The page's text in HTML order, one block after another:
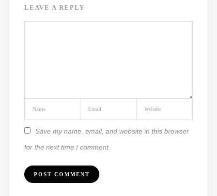
LEAVE A REPLY
Save my name, email, and website in this browser
for the next time I comment.